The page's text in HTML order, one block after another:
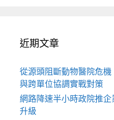
近期文章
從源頭阻斷動物醫院危
與跨單位協調實戰對策
網路降速半小時政院推
升級